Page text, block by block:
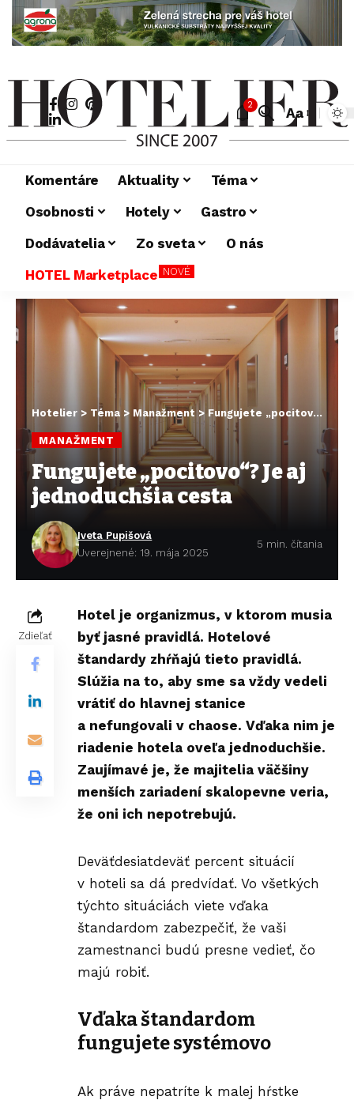
2
Aa
Komentáre Aktuality
Téma
Osobnosti
Hotely
Gastro
Dodávatelia
Zo sveta
O nás
HOTEL Marketplace NOVÉ
Hotelier > Téma > Manažment > Fungujete „pocitovo“? Je aj jednoduchšia cesta
MANAŽMENT
Fungujete „pocitovo“? Je aj
jednoduchšia cesta
Iveta Pupišová
Uverejnené: 19. mája 2025
5 min. čítania
Zdieľať
Hotel je organizmus, v ktorom musia
byť jasné pravidlá. Hotelové
štandardy zhŕňajú tieto pravidlá.
Slúžia na to, aby sme sa vždy vedeli
vrátiť do hlavnej stanice
a nefungovali v chaose. Vďaka nim je
riadenie hotela oveľa jednoduchšie.
Zaujímavé je, že majitelia väčšiny
menších zariadení skalopevne veria,
že oni ich nepotrebujú.
Deväťdesiatdeväť percent situácií
v hoteli sa dá predvídať. Vo všetkých
týchto situáciách viete vďaka
štandardom zabezpečiť, že vaši
zamestnanci budú presne vedieť, čo
majú robiť.
Vďaka štandardom
fungujete systémovo
Ak práve nepatríte k malej hŕstke